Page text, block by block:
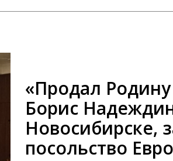
«Продал
Борис
Новосибирске,
посольство